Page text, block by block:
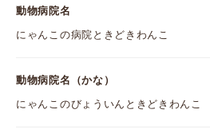
動物病院名
にゃんこの病院ときどきわんこ
動物病院名（かな）
にゃんこのびょういんときどきわんこ